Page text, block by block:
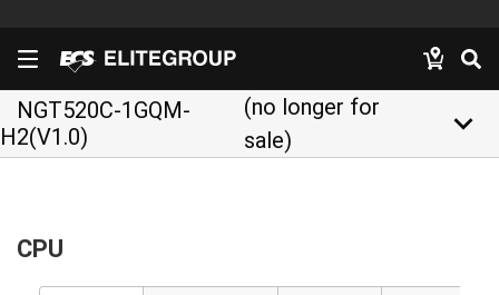
NGT520C-1GQM-
H2(V1.0)
(no longer for
sale)
keyboard_arrow_down
CPU